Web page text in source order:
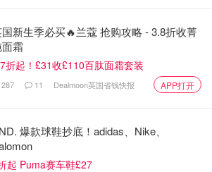
为女性提供极佳的舒适度和安全感。
护技术，形状独特的衬里非常贴合身体
真的不怕经期由于运动幅度大发生侧
安全感！
棉材质，厚度跟大家在国内买的卫生
比很高，一般在 1.4 镑左右一包，勤换
购买链接）
新生季必买🔥兰蔻 抢购攻略 - 3.8折收菁
霜
折起！£31收£110百肽面霜套装
287 11 Dealmoon英国省钱快报 APP打开
爆款球鞋抄底！adidas、Nike、
起 Puma赛车鞋£27